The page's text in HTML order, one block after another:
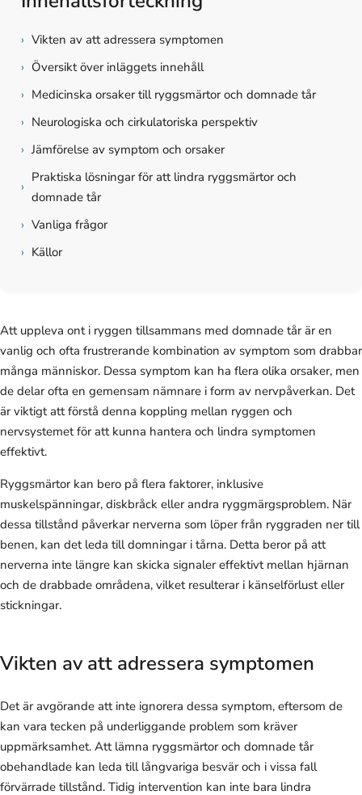
› Vikten av att adressera symptomen
› Översikt över inläggets innehåll
› Medicinska orsaker till ryggsmärtor och domnade tår
› Neurologiska och cirkulatoriska perspektiv
› Jämförelse av symptom och orsaker
›
Praktiska lösningar för att lindra ryggsmärtor och
domnade tår
› Vanliga frågor
› Källor
Att uppleva ont i ryggen tillsammans med domnade tår är en
vanlig och ofta frustrerande kombination av symptom som drabbar
många människor. Dessa symptom kan ha flera olika orsaker, men
de delar ofta en gemensam nämnare i form av nervpåverkan. Det
är viktigt att förstå denna koppling mellan ryggen och
nervsystemet för att kunna hantera och lindra symptomen
effektivt.
Ryggsmärtor kan bero på flera faktorer, inklusive
muskelspänningar, diskbråck eller andra ryggmärgsproblem. När
dessa tillstånd påverkar nerverna som löper från ryggraden ner till
benen, kan det leda till domningar i tårna. Detta beror på att
nerverna inte längre kan skicka signaler effektivt mellan hjärnan
och de drabbade områdena, vilket resulterar i känselförlust eller
stickningar.
Vikten av att adressera symptomen
Det är avgörande att inte ignorera dessa symptom, eftersom de
kan vara tecken på underliggande problem som kräver
uppmärksamhet. Att lämna ryggsmärtor och domnade tår
obehandlade kan leda till långvariga besvär och i vissa fall
förvärrade tillstånd. Tidig intervention kan inte bara lindra